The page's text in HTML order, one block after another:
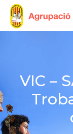
VIC –